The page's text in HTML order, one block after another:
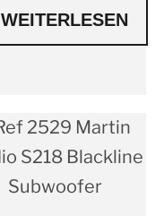
WEITERLESEN